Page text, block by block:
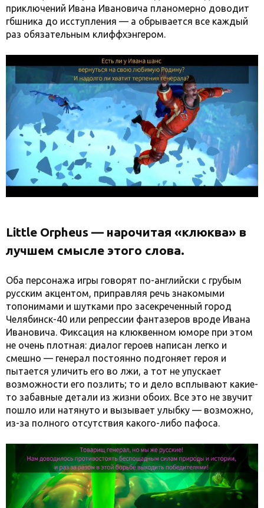
приключений Ивана Ивановича планомерно доводит
гбшника до исступления — а обрывается все каждый
раз обязательным клиффхэнгером.
Little Orpheus — нарочитая «клюква» в
лучшем смысле этого слова.
Оба персонажа игры говорят по-английски с грубым
русским акцентом, приправляя речь знакомыми
топонимами и шутками про засекреченный город
Челябинск-40 или репрессии фантазеров вроде Ивана
Ивановича. Фиксация на клюквенном юморе при этом
не очень плотная: диалог героев написан легко и
смешно — генерал постоянно подгоняет героя и
пытается уличить его во лжи, а тот не упускает
возможности его позлить; то и дело всплывают какие-
то забавные детали из жизни обоих. Все это не звучит
пошло или натянуто и вызывает улыбку — возможно,
из-за полного отсутствия какого-либо пафоса.